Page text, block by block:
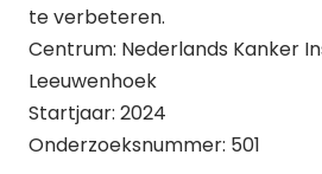
te verbeteren.
Centrum: Nederlands Kanker
Leeuwenhoek
Startjaar: 2024
Onderzoeksnummer: 501